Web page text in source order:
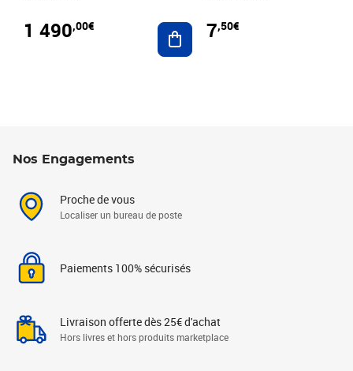
1 490,00€ Ajouter au panier
7,50€
Nos Engagements
Proche de vous
Localiser un bureau de poste
Paiements 100% sécurisés
Livraison offerte dès 25€ d'achat
Hors livres et hors produits marketplace